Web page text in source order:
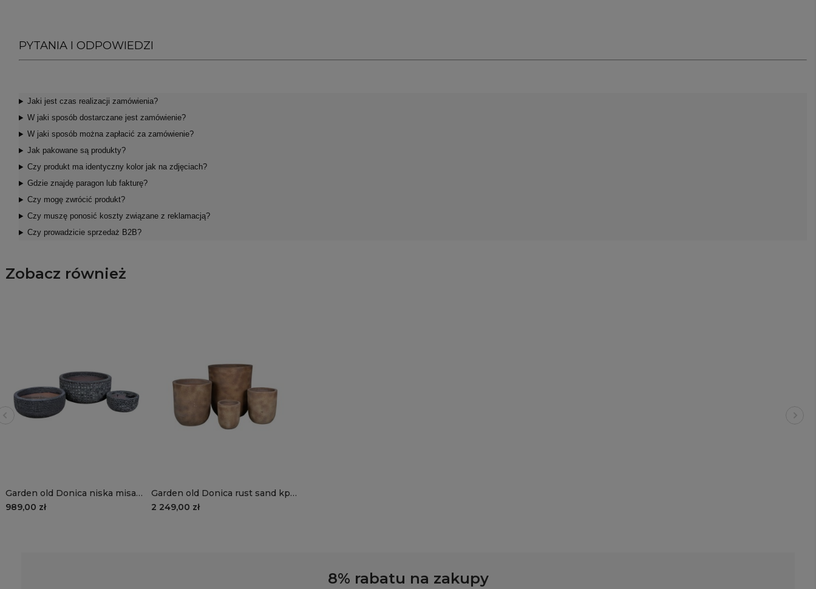
PYTANIA I ODPOWIEDZI
Jaki jest czas realizacji zamówienia?
W jaki sposób dostarczane jest zamówienie?
W jaki sposób można zapłacić za zamówienie?
Jak pakowane są produkty?
Czy produkt ma identyczny kolor jak na zdjęciach?
Gdzie znajdę paragon lub fakturę?
Czy mogę zwrócić produkt?
Czy muszę ponosić koszty związane z reklamacją?
Czy prowadzicie sprzedaż B2B?
Zobacz również
Garden old Donica niska misa
black kpl. 3 szt.
989,00 zł
Garden old Donica rust sand kpl.
4szt.
2 249,00 zł
8% rabatu na zakupy